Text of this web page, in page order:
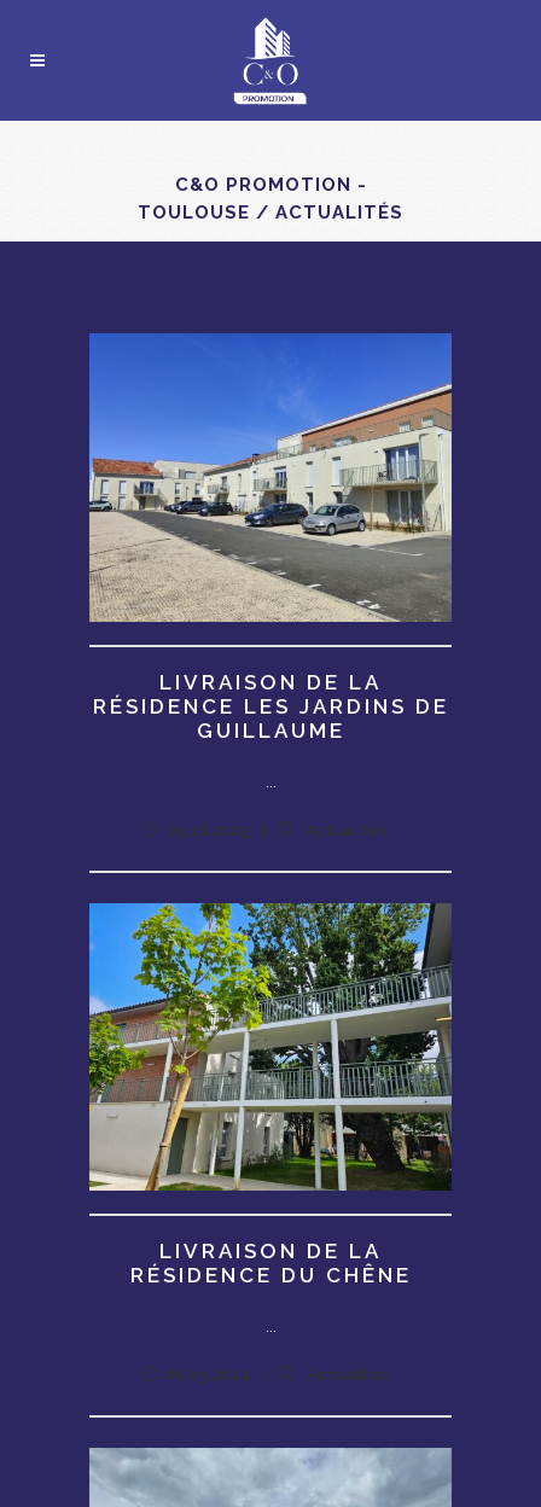
C&O PROMOTION -
TOULOUSE / ACTUALITÉS
LIVRAISON DE LA
RÉSIDENCE LES JARDINS DE
GUILLAUME
...
03.18.2025 Actualités
LIVRAISON DE LA
RÉSIDENCE DU CHÊNE
...
06.03.2024 Actualités